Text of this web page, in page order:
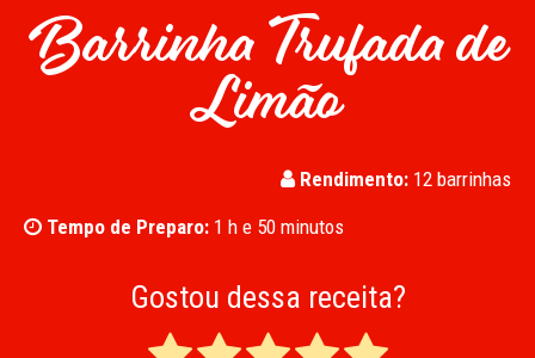
Barrinha Trufada de
Limão
Rendimento: 12 barrinhas
Tempo de Preparo: 1 h e 50 minutos
Gostou dessa receita?